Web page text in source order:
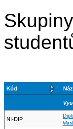
Kód
NI-DIP